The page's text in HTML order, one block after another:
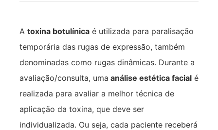
A toxina botulínica é utilizada para paralisação
temporária das rugas de expressão, também
denominadas como rugas dinâmicas. Durante a
avaliação/consulta, uma análise estética facial é
realizada para avaliar a melhor técnica de
aplicação da toxina, que deve ser
individualizada. Ou seja, cada paciente receberá